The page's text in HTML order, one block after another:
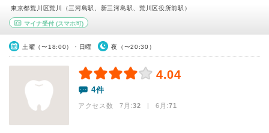
東京都荒川区荒川（三河島駅、新三河島駅、荒川区役所前駅）
マイナ受付 (スマホ可)
土曜（〜18:00）・日曜 夜（〜20:30）
4.04
4件
アクセス数 7月:32 | 6月:71